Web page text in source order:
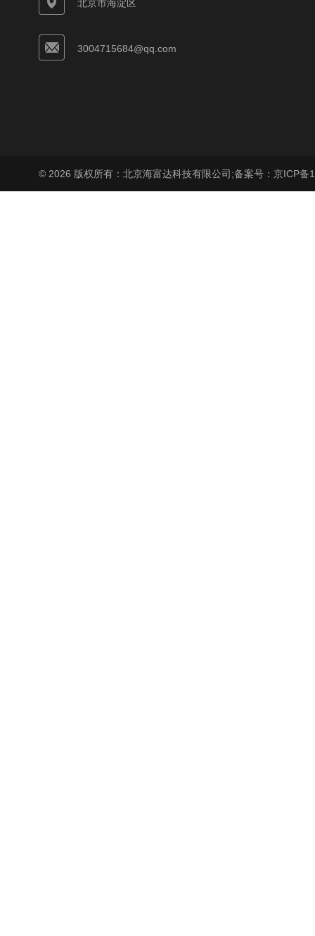
北京市海淀区
3004715684@qq.com
© 2026 版权所有：北京海富达科技有限公司;备案号：京ICP备